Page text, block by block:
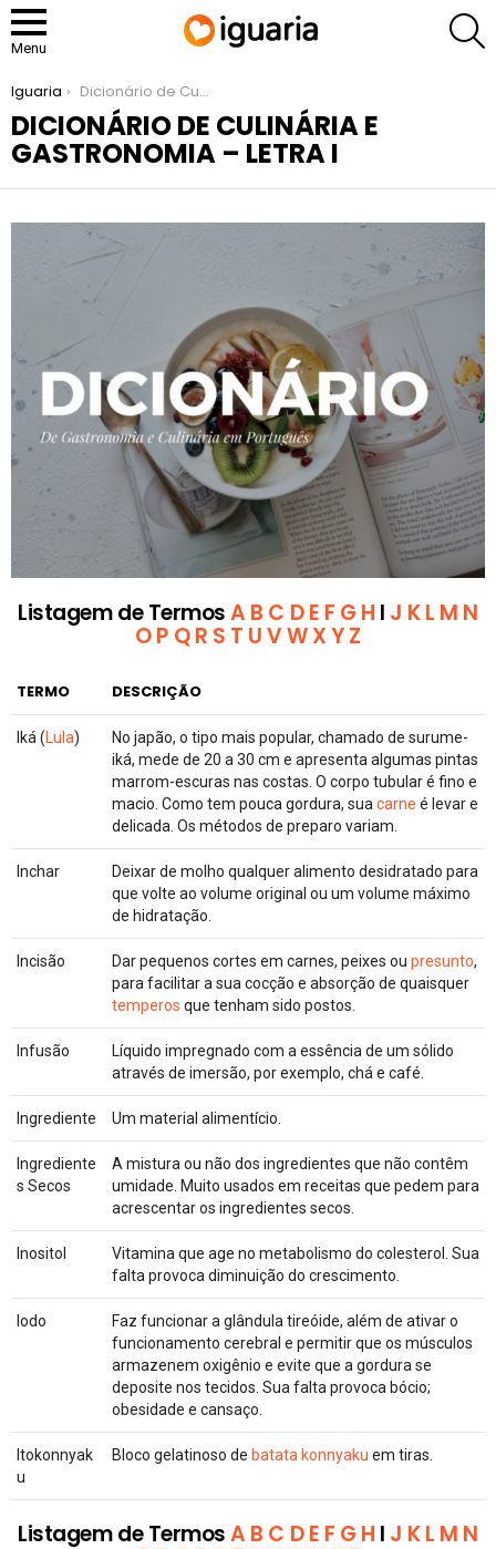
Menu
You are here:
Iguaria Dicionário de Culinária e Gastronomia – Letra I
DICIONÁRIO DE CULINÁRIA E
GASTRONOMIA – LETRA I
Listagem de TermosA B C D E F G H I J K L M N
OP Q R S T UVW XY Z
TERMO DESCRIÇÃO
Iká ( Lula)
No japão, o tipo mais popular, chamado de surume-
iká, mede de 20 a 30 cm e apresenta algumas pintas
marrom-escuras nas costas. O corpo tubular é fino e
macio. Como tem pouca gordura, sua carne é levar e
delicada. Os métodos de preparo variam.
Inchar
Deixar de molho qualquer alimento desidratado para
que volte ao volume original ou um volume máximo
de hidratação.
Incisão Dar pequenos cortes em carnes, peixes ou presunto,
para facilitar a sua cocção e absorção de quaisquer
temperos que tenham sido postos.
Infusão
Líquido impregnado com a essência de um sólido
através de imersão, por exemplo, chá e café.
Ingrediente Um material alimentício.
Ingrediente
s Secos
A mistura ou não dos ingredientes que não contêm
umidade. Muito usados em receitas que pedem para
acrescentar os ingredientes secos.
Inositol
Vitamina que age no metabolismo do colesterol. Sua
falta provoca diminuição do crescimento.
Iodo
Faz funcionar a glândula tireóide, além de ativar o
funcionamento cerebral e permitir que os músculos
armazenem oxigênio e evite que a gordura se
deposite nos tecidos. Sua falta provoca bócio;
obesidade e cansaço.
Itokonnyak
u
Bloco gelatinoso de batata konnyaku em tiras.
Listagem de TermosA B C D E F G H I J K L M N